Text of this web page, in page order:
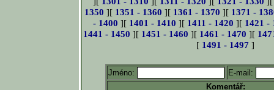
1350 ][ 1351 - 1360 ][ 1361 - 1370 ][ 1371 -
- 1400 ][ 1401 - 1410 ][ 1411 - 1420 ][ 1421 -
1441 - 1450 ][ 1451 - 1460 ][ 1461 - 1470 ][
[ 1491 - 1497 ]
Jméno:
E-mail:
Komentář: